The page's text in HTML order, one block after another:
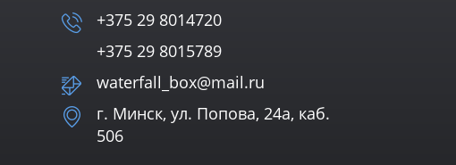
+375 29 8014720
+375 29 8015789
waterfall_box@mail.ru
г. Минск, ул. Попова, 24а, каб.
506